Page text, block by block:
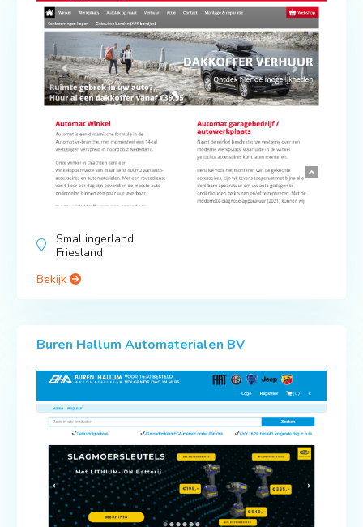
Smallingerland,
Friesland
Bekijk
Buren Hallum Automaterialen BV